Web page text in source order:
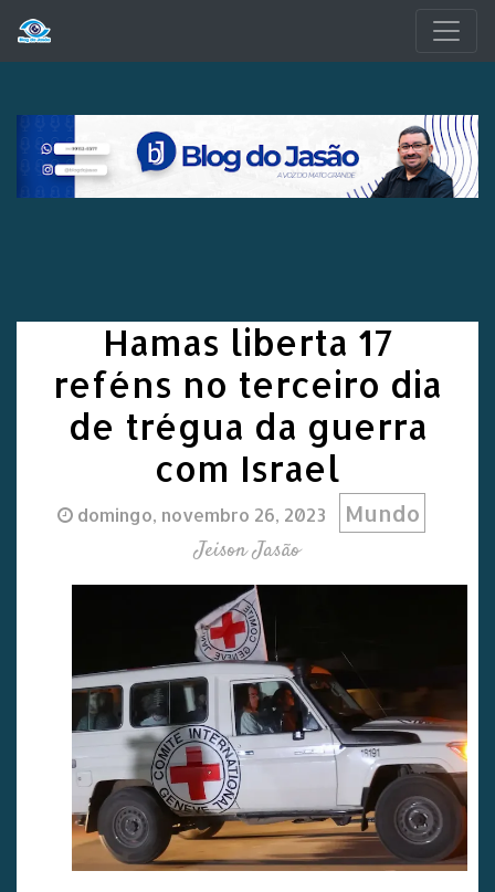
Hamas liberta 17
reféns no terceiro dia
de trégua da guerra
com Israel
domingo, novembro 26, 2023 Mundo
Jeison Jasão